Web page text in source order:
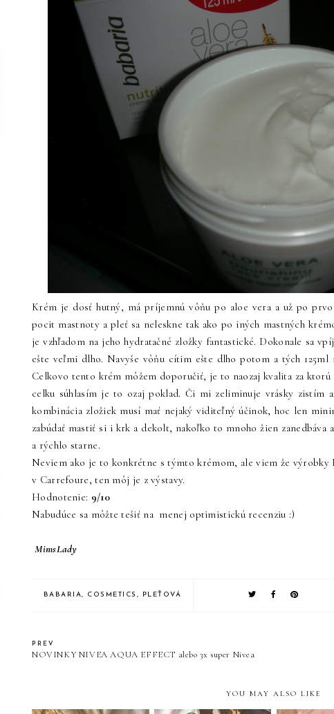
Krém je dosť hutný, má príjemnú vôňu po aloe vera a už po
pocit mastnoty a pleť sa neleskne tak ako po iných mastných
je vzhľadom na jeho hydratačné zložky fantastické. Dokonale sa
ešte veľmi dlho. Navyše vôňu cítim ešte dlho potom a tých 125ml
Celkovo tento krém môžem doporučiť, je to naozaj kvalita za
celku súhlasím je to ozaj poklad. Či mi zeliminuje vrásky zistím
kombinácia zložiek musí mať nejaký viditeľný účinok, hoc len
zabúdať mastiť si i krk a dekolt, nakoľko to mnoho žien
a rýchlo starne.
Neviem ako je to konkrétne s týmto krémom, ale viem že výrobky
v Carrefoure, ten môj je z výstavy.
Hodnotenie: 9/10
Nabudúce sa môžte tešiť na menej optimistickú recenziu :)
MimsLady
BABARIA, COSMETICS , PLEŤOVÁ
PREV
NOVINKY NIVEA AQUA EFFECT alebo 3x super Nivea
YOU MAY ALSO LIKE